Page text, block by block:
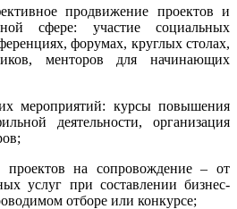
продвижение проектов и
сфере: участие социальных
форумах, круглых столах,
менторов для начинающих
мероприятий: курсы повышения
деятельности, организация
проектов на сопровождение – от
услуг при составлении бизнес-
отборе или конкурсе;